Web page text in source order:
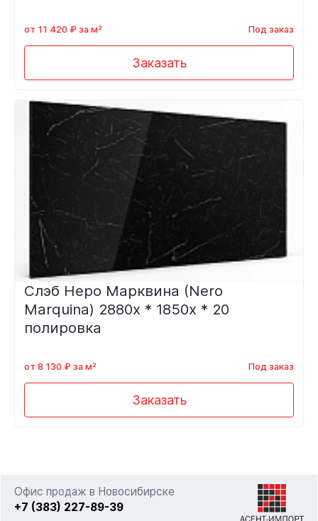
от 11 420 ₽ за м² Под заказ
Заказать
Слэб Неро Марквина (Nero
Marquina) 2880х * 1850х * 20
полировка
от 8 130 ₽ за м² Под заказ
Заказать
Офис продаж в Новосибирске
+7 (383) 227-89-39